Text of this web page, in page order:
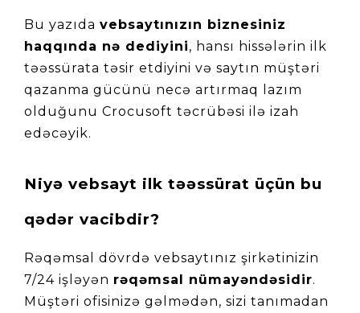
Bu yazıda vebsaytınızın biznesiniz
haqqında nə dediyini, hansı hissələrin ilk
təəssürata təsir etdiyini və saytın müştəri
qazanma gücünü necə artırmaq lazım
olduğunu Crocusoft təcrübəsi ilə izah
edəcəyik.
Niyə vebsayt ilk təəssürat üçün bu
qədər vacibdir?
Rəqəmsal dövrdə vebsaytınız şirkətinizin
7/24 işləyən rəqəmsal nümayəndəsidir.
Müştəri ofisinizə gəlmədən, sizi tanımadan